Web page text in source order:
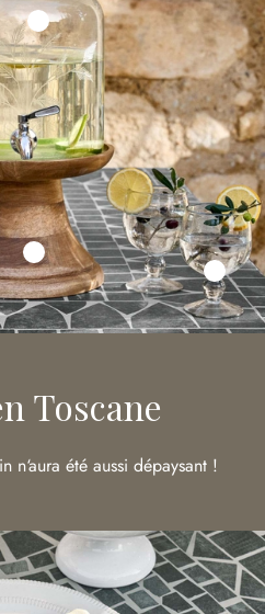
Toscane
n‘aura été aussi dépaysant !